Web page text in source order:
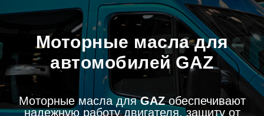
Моторные масла для
автомобилей GAZ
Моторные масла дляGAZобеспечивают
надежную работу двигателя, защиту от